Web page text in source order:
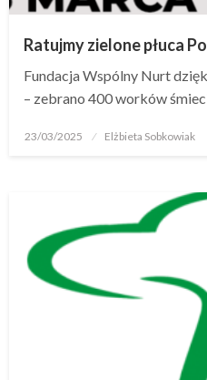
Ratujmy zielone płuca
Fundacja Wspólny Nurt
– zebrano 400 worków
23/03/2025 Elżbieta Sobkowiak